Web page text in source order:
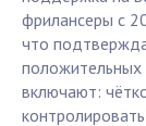
фрилансеры с
что
положительных
включают: